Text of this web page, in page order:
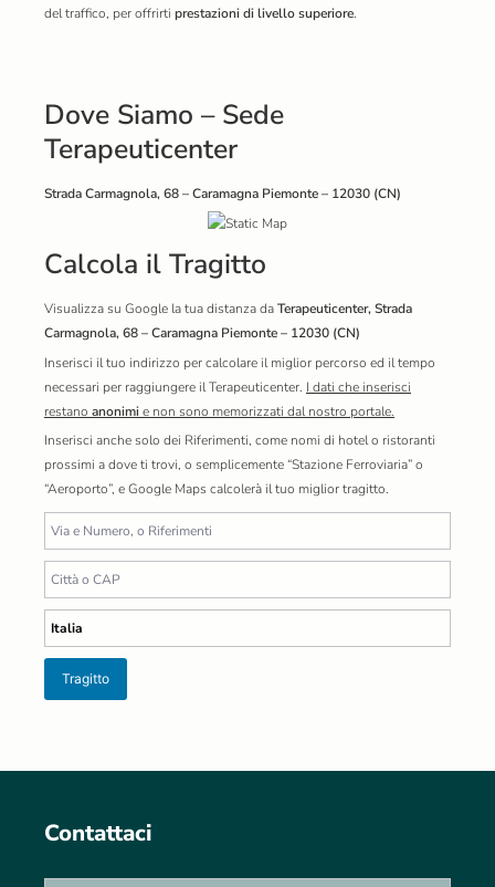
del traffico, per offrirti prestazioni di livello superiore.
Dove Siamo – Sede
Terapeuticenter
Strada Carmagnola, 68 – Caramagna Piemonte – 12030 (CN)
Calcola il Tragitto
Visualizza su Google la tua distanza daTerapeuticenter, Strada
Carmagnola, 68 – Caramagna Piemonte – 12030 (CN)
Inserisci il tuo indirizzo per calcolare il miglior percorso ed il tempo
necessari per raggiungere il Terapeuticenter. I dati che inserisci
restano anonimie non sono memorizzati dal nostro portale.
Inserisci anche solo dei Riferimenti, come nomi di hotel o ristoranti
prossimi a dove ti trovi, o semplicemente “Stazione Ferroviaria” o
“Aeroporto”, e Google Maps calcolerà il tuo miglior tragitto.
Tragitto
Contattaci